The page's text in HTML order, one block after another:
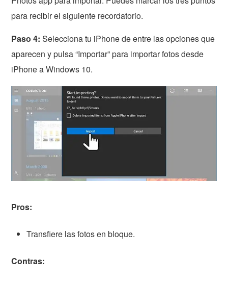
para recibir el siguiente recordatorio.
Paso 4: Selecciona tu iPhone de entre las opciones que
aparecen y pulsa “Importar” para importar fotos desde
iPhone a Windows 10.
Pros:
Transfiere las fotos en bloque.
Contras: